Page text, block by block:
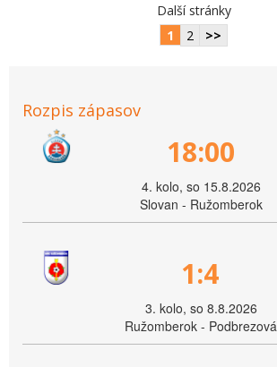
Další stránky
1
2 >>
Rozpis zápasov
18:00
4. kolo, so 15.8.2026
Slovan - Ružomberok
1:4
3. kolo, so 8.8.2026
Ružomberok - Podbrezová